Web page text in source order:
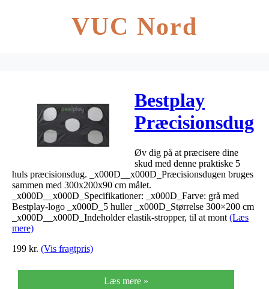
VUC Nord
Bestplay
Præcisionsdug
300x200cm
Øv dig på at præcisere dine
skud med denne praktiske 5
huls præcisionsdug. _x000D__x000D_Præcisionsdugen bruges
sammen med 300x200x90 cm målet.
_x000D__x000D_Specifikationer: _x000D_Farve: grå med
Bestplay-logo _x000D_5 huller _x000D_Størrelse 300×200 cm
_x000D__x000D_Indeholder elastik-stropper, til at mont (Læs
mere)
199 kr. (Vis fragtpris)
Læs mere »